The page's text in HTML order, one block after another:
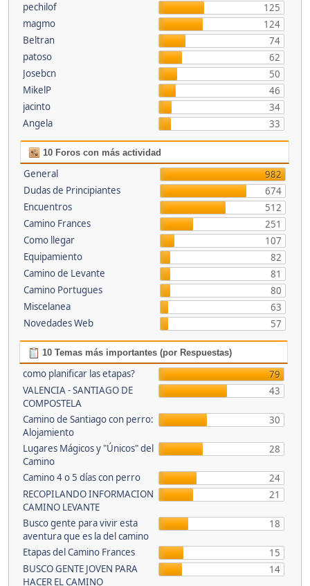
pechilof
125
magmo
124
Beltran
74
patoso
62
Josebcn
50
MikelP
46
jacinto
34
Angela
33
10 Foros con más actividad
General
982
Dudas de Principiantes
674
Encuentros
512
Camino Frances
251
Como llegar
107
Equipamiento
82
Camino de Levante
81
Camino Portugues
80
Miscelanea
63
Novedades Web
57
10 Temas más importantes (por Respuestas)
como planificar las etapas?
79
VALENCIA - SANTIAGO DE
COMPOSTELA
43
Camino de Santiago con perro:
Alojamiento
30
Lugares Mágicos y "Únicos" del
Camino
28
Camino 4 o 5 días con perro
24
RECOPILANDO INFORMACION
CAMINO LEVANTE
21
Busco gente para vivir esta
aventura que es la del camino
18
Etapas del Camino Frances
15
BUSCO GENTE JOVEN PARA
HACER EL CAMINO
14